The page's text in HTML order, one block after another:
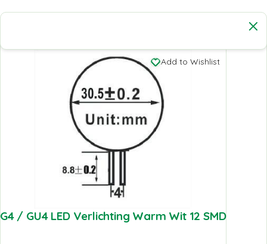
Add to Wishlist
G4 / GU4 LED Verlichting Warm Wit 12 SMD